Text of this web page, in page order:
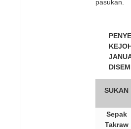
pasukan.
SUKAN
Sepak
Takraw